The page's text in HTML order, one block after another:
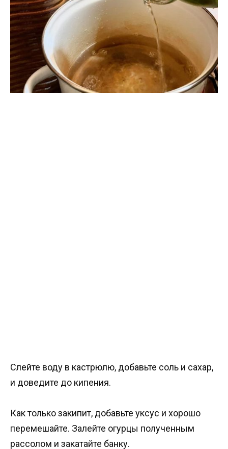
Слейте воду в кастрюлю, добавьте соль и сахар,
и доведите до кипения.
Как только закипит, добавьте уксус и хорошо
перемешайте. Залейте огурцы полученным
рассолом и закатайте банку.